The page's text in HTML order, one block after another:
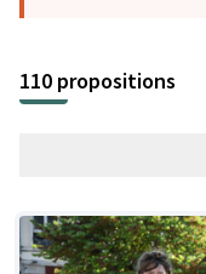
110 propositions